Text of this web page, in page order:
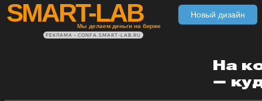
SMART-LAB
Мы делаем деньги на бирже
Новый дизайн
РЕКЛАМА • CONFA.SMART-LAB.RU